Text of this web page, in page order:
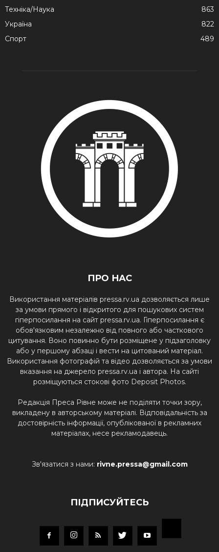
Техніка/Наука
863
Україна
822
Спорт
489
ПРО НАС
Використання матеріалів pressa.rv.ua дозволяється лише
за умови прямого і відкритого для пошукових систем
гіперпосилання на сайт pressa.rv.ua. Гіперпосилання є
обов'язковим незалежно від повного або часткового
цитування. Воно повинно бути розміщене у підзаголовку
або у першому абзаці і вести на цитований матеріал.
Використання фотографій та відео дозволяється за умови
вказання на джерело pressa.rv.ua і автора. На сайті
розміщуються стокові фото Deposit Photos.
Редакція Преса Рівне може не поділяти точки зору,
викладену в авторському матеріалі. Відповідальність за
достовірність інформації, опублікованої в рекламних
матеріалах, несе рекламодавець.
Зв'язатися з нами: rivne.pressa@gmail.com
ПІДПИСУЙТЕСЬ